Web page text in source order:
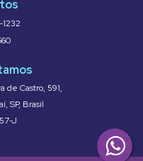
1232
de Castro, 591,
, SP, Brasil
J